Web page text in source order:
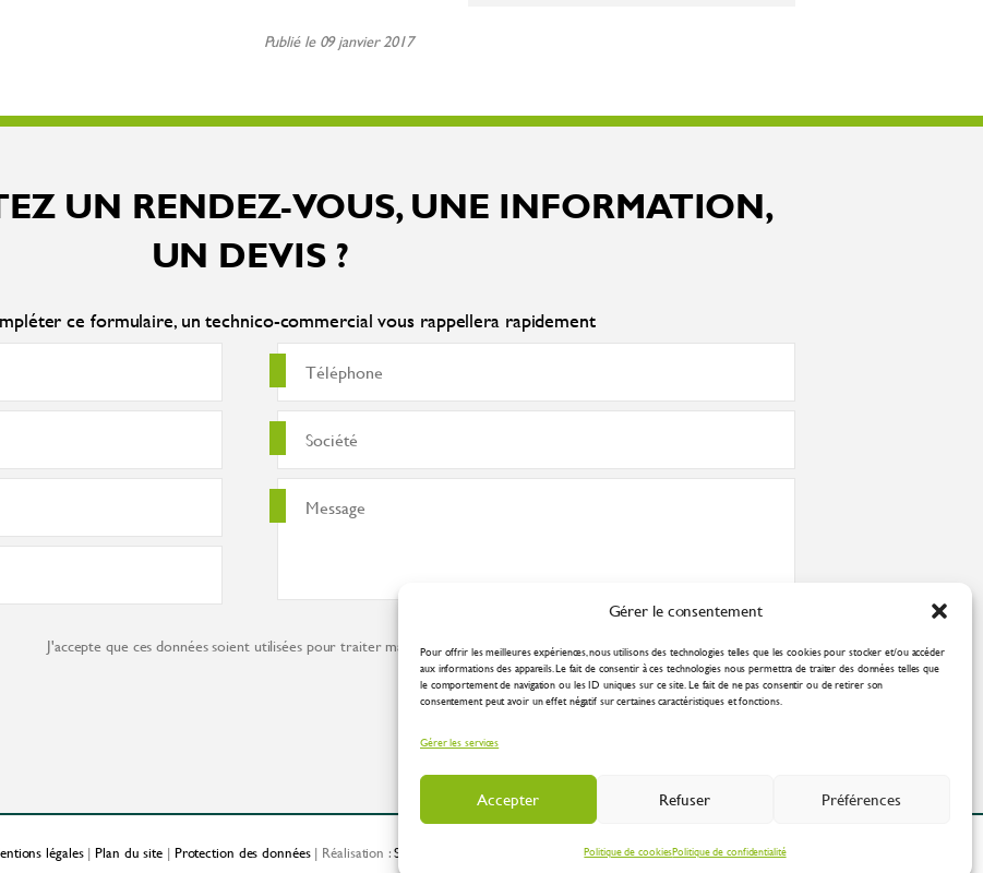
Gérer le consentement
Pour offrir les meilleures expériences, nous utilisons des technologies telles que les cookies pour stocker et/ou accéder
aux informations des appareils. Le fait de consentir à ces technologies nous permettra de traiter des données telles que
le comportement de navigation ou les ID uniques sur ce site. Le fait de ne pas consentir ou de retirer son
consentement peut avoir un effet négatif sur certaines caractéristiques et fonctions.
Gérer les services
Accepter Refuser Préférences
Politique de cookiesPolitique de confidentialité
Publié le 09 janvier 2017
UN RENDEZ-VOUS, UNE INFORMATION,
UN DEVIS ?
ce formulaire, un technico-commercial vous rappellera rapidement
J'accepte que ces données soient utilisées pour traiter ma demande conformément à lapolitique de confidentialité
légales|Plan du site | Protection des données| Réalisation :Spirale Communication Industrielle